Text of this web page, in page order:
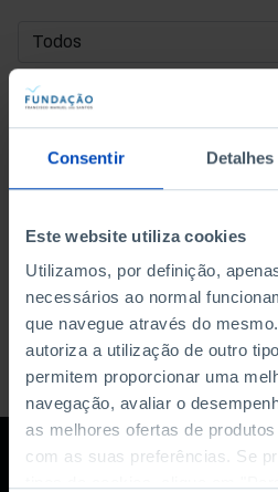
Consentir Detalhes
Este website utiliza cookies
Utilizamos, por definição,
necessários ao normal
que navegue através do
autoriza a utilização de outro
permitem proporcionar uma
navegação, avaliar o
as melhores ofertas de
com as suas preferências. Se
DATA DE INÍCIO
DATA DE FIM